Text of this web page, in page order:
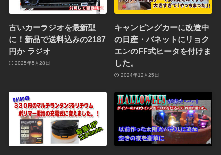
古いカーラジオを最新型
に！新品で送料込みの2187
円か-ラジオ
2025年5月28日
キャンピングカーに改造中
の日産・バネットにリョク
エンのFF式ヒータを付けま
した。
2024年12月25日